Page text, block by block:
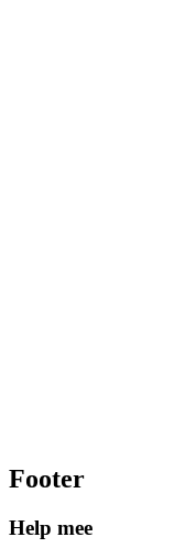
Footer
Help mee